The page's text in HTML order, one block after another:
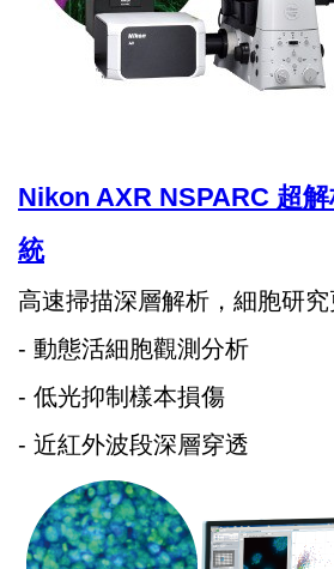
Nikon AXR NSPARC 超
統
高速掃描深層解析，細胞研
- 動態活細胞觀測分析
- 低光抑制樣本損傷
- 近紅外波段深層穿透